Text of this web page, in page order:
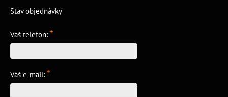
Stav objednávky
Váš telefon: *
Váš e-mail: *